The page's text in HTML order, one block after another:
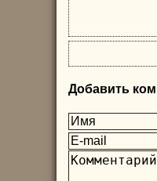
Добавить